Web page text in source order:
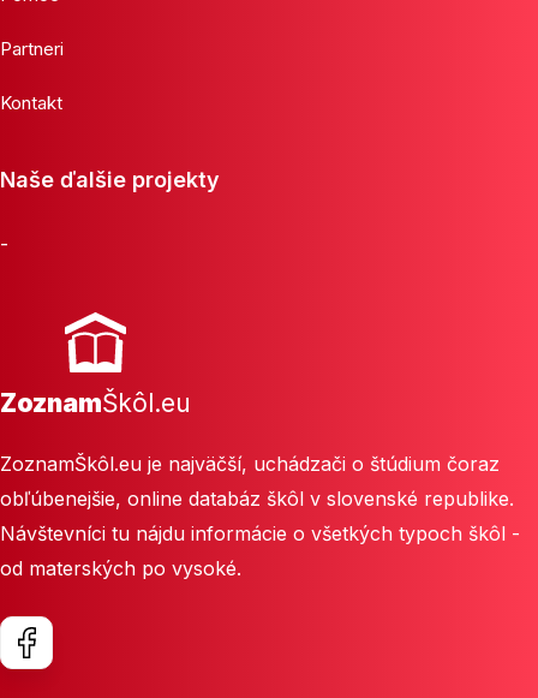
Partneri
Kontakt
Naše ďalšie projekty
-
ZoznamŠkôl.eu
ZoznamŠkôl.eu je najväčší, uchádzači o štúdium čoraz
obľúbenejšie, online databáz škôl v slovenské republike.
Návštevníci tu nájdu informácie o všetkých typoch škôl -
od materských po vysoké.